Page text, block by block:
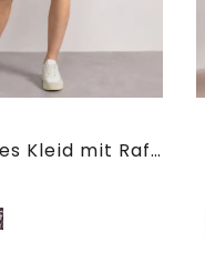
Knielanges Kleid mit Raffung